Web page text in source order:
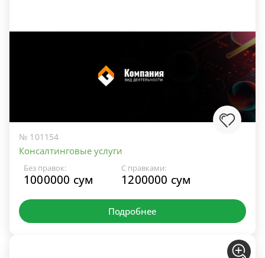
№ 101154
Консалтинговые услуги
Без правок:
1000000 сум
С правками:
1200000 сум
Подробнее